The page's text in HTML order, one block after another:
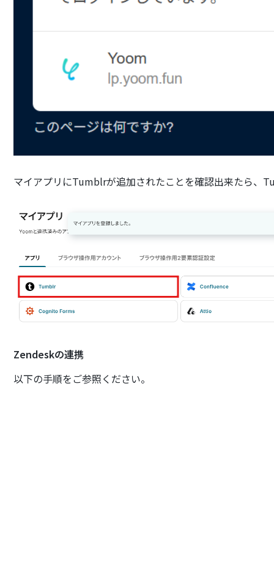
マイアプリにTumblrが追加されたことを確認出来たら、
Zendeskの連携
以下の手順をご参照ください。